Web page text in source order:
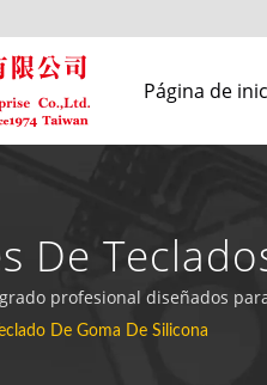
Página de
De
profesional diseñados
De Goma De Silicona